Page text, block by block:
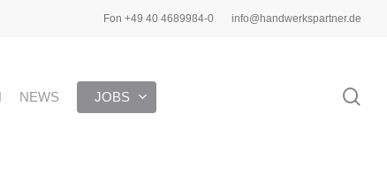
Fon +49 40 4689984-0 info@handwerkspartner.de
NEWS JOBS